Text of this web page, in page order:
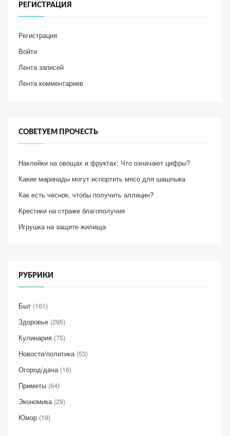
РЕГИСТРАЦИЯ
Регистрация
Войти
Лента записей
Лента комментариев
СОВЕТУЕМ ПРОЧЕСТЬ
Наклейки на овощах и фруктах: Что означают цифры?
Какие маринады могут испортить мясо для шашлыка
Как есть чеснок, чтобы получить аллицин?
Крестики на страже благополучия
Игрушка на защите жилища
РУБРИКИ
Быт (161)
Здоровье (295)
Кулинария (75)
Новости/политика(53)
Огород/дача(16)
Приметы (64)
Экономика(29)
Юмор (19)